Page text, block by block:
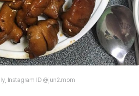
Instagram ID @jun2.mom